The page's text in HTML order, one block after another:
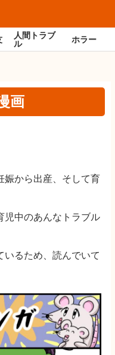
人間トラブ
ル
ホラー
画
娠から出産、そして育
児中のあんなトラブル
いるため、読んでいて